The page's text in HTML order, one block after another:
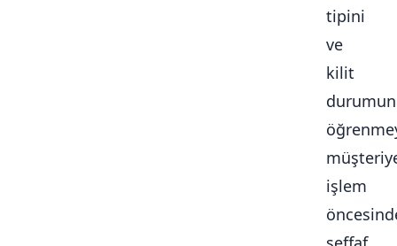
tipini
ve
kilit
işlem